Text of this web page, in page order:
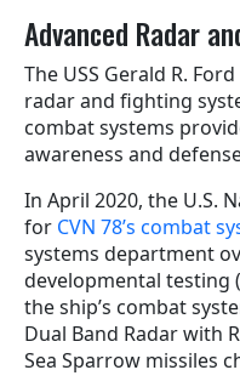
Advanced Radar
The USS Gerald R.
radar and fighting
combat systems
awareness and
In April 2020, the U.S.
for CVN 78’s combat
systems department
developmental testing
the ship’s combat
Dual Band Radar with
Sea Sparrow missiles